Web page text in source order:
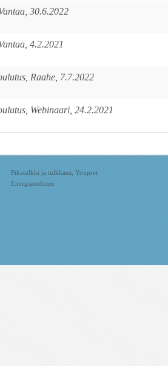
30.6.2022
4.2.2021
Raahe, 7.7.2022
Webinaari, 24.2.2021
Pikatulkki ja tulkkaus, Youpret
Energiatodistus